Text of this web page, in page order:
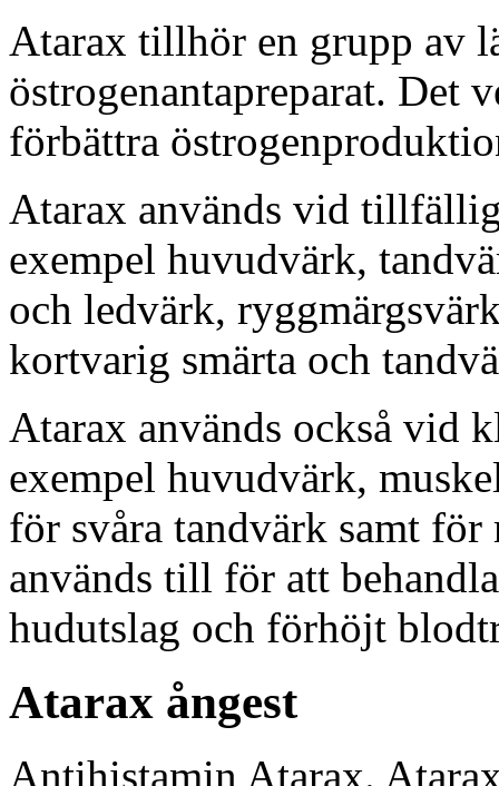
Atarax tillhör en grupp av
östrogenantapreparat. Det
förbättra
Atarax används vid
exempel huvudvärk,
och ledvärk,
kortvarig smärta och
Atarax används också vid
exempel huvudvärk,
för svåra tandvärk samt
används till för att
hudutslag och förhöjt
Atarax ångest
Antihistamin Atarax.